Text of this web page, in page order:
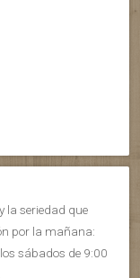
la seriedad que
por la mañana:
sábados de 9:00